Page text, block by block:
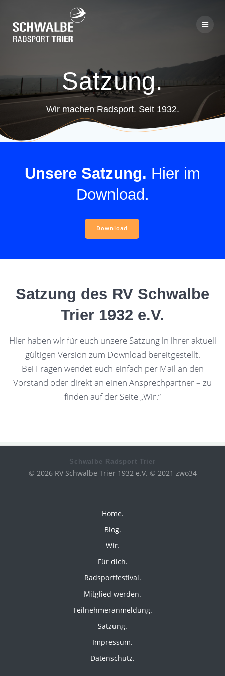
Satzung.
Wir machen Radsport. Seit 1932.
Unsere Satzung. Hier im
Download.
Download
Satzung des RV Schwalbe
Trier 1932 e.V.
Hier haben wir für euch unsere Satzung in ihrer aktuell
gültigen Version zum Download bereitgestellt.
Bei Fragen wendet euch einfach per Mail an den
Vorstand oder direkt an einen Ansprechpartner – zu
finden auf der Seite „Wir.“
Schwalbe Radsport Trier
© 2026 RV Schwalbe Trier 1932 e.V. © 2021 zwo34
Home.
Blog.
Wir.
Für dich.
Radsportfestival.
Mitglied werden.
Teilnehmeranmeldung.
Satzung.
Impressum.
Datenschutz.